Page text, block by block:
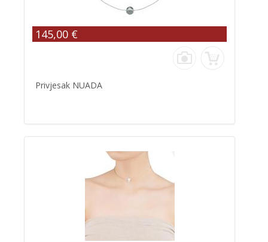
145,00 €
Privjesak NUADA